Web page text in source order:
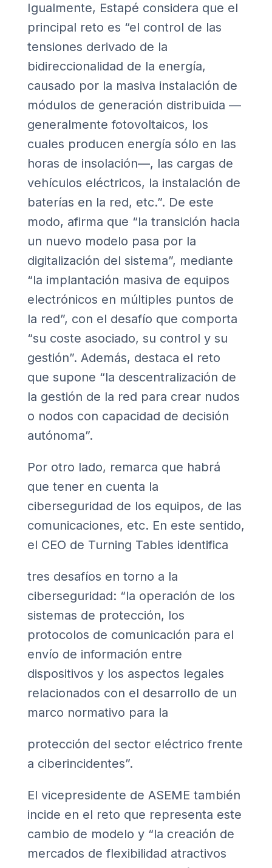
Igualmente, Estapé considera que el
principal reto es “el control de las
tensiones derivado de la
bidireccionalidad de la energía,
causado por la masiva instalación de
módulos de generación distribuida —
generalmente fotovoltaicos, los
cuales producen energía sólo en las
horas de insolación—, las cargas de
vehículos eléctricos, la instalación de
baterías en la red, etc.”. De este
modo, afirma que “la transición hacia
un nuevo modelo pasa por la
digitalización del sistema”, mediante
“la implantación masiva de equipos
electrónicos en múltiples puntos de
la red”, con el desafío que comporta
“su coste asociado, su control y su
gestión”. Además, destaca el reto
que supone “la descentralización de
la gestión de la red para crear nudos
o nodos con capacidad de decisión
autónoma”.
Por otro lado, remarca que habrá
que tener en cuenta la
ciberseguridad de los equipos, de las
comunicaciones, etc. En este sentido,
el CEO de Turning Tables identifica
tres desafíos en torno a la
ciberseguridad: “la operación de los
sistemas de protección, los
protocolos de comunicación para el
envío de información entre
dispositivos y los aspectos legales
relacionados con el desarrollo de un
marco normativo para la
protección del sector eléctrico frente
a ciberincidentes”.
El vicepresidente de ASEME también
incide en el reto que representa este
cambio de modelo y “la creación de
mercados de flexibilidad atractivos